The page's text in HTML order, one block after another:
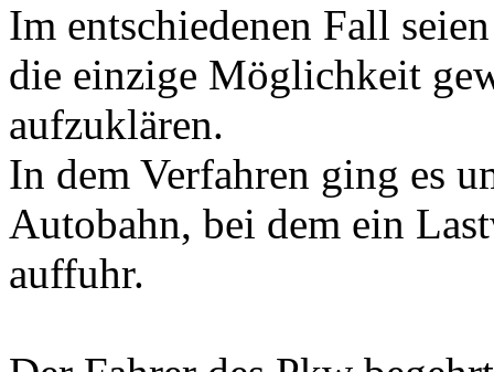
Im entschiedenen Fall
die einzige Möglichkeit
aufzuklären.
In dem Verfahren ging es
Autobahn, bei dem ein
auffuhr.